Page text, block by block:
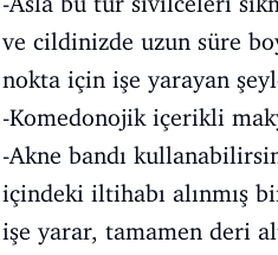
ve cildinizde uzun süre
nokta için işe yarayan
-Komedonojik içerikli
-Akne bandı
içindeki iltihabı alınmış
işe yarar, tamamen deri